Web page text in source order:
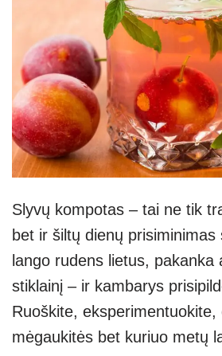
Slyvų kompotas – tai ne tik
bet ir šiltų dienų prisiminimas
lango rudens lietus, pakanka
stiklainį – ir kambarys
Ruoškite, eksperimentuokite,
mėgaukitės bet kuriuo metų